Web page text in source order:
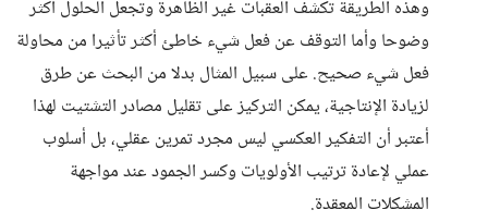
وهذه الطريقة تكشف العقبات غير الظاهرة وتجعل الحلول أكثر
وضوحا وأما التوقف عن فعل شيء خاطئ أكثر تأثيرا من محاولة
فعل شيء صحيح. على سبيل المثال بدلا من البحث عن طرق
لزيادة الإنتاجية، يمكن التركيز على تقليل مصادر التشتيت لهذا
أعتبر أن التفكير العكسي ليس مجرد تمرين عقلي، بل أسلوب
عملي لإعادة ترتيب الأولويات وكسر الجمود عند مواجهة
المشكلات المعقدة.